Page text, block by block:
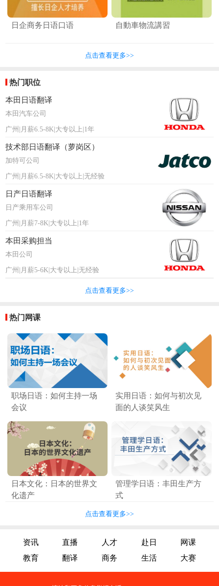
日企商务日语口语 自動車物流講習
点击查看更多>>
热门职位
本田日语翻译
本田汽车公司
广州|月薪6.5-8K|大专以上|1年
技术部日语翻译（萝岗区）
加特可公司
广州|月薪6.5-8K|大专以上|无经验
日产日语翻译
日产乘用车公司
广州|月薪7-8K|大专以上|1年
本田采购担当
本田公司
广州|月薪5-6K|大专以上|无经验
点击查看更多>>
热门网课
职场日语：如何主持一场
会议
实用日语：如何与初次见
面的人谈笑风生
日本文化：日本的世界文
化遗产
管理学日语：丰田生产方
式
点击查看更多>>
资讯 直播 人才 赴日
网课
教育
翻译 商务 生活 大赛